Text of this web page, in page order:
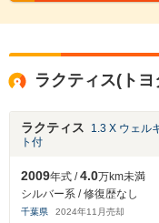
ラクティス(ト
ラクティス
1.3 X ウェル
ト付
2009年式 /4.0万km未満
シルバー系 / 修復歴なし
千葉県 2024年11 月売却